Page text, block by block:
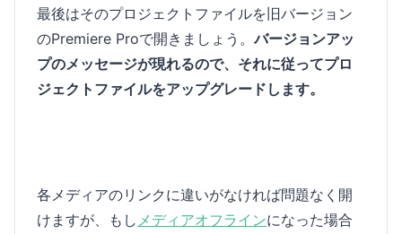
最後はそのプロジェクトファイルを旧バージョン
のPremiere Proで開きましょう。バージョンアッ
プのメッセージが現れるので、それに従ってプロ
ジェクトファイルをアップグレードします。
各メディアのリンクに違いがなければ問題なく開
けますが、もし メディアオフラインになった場合